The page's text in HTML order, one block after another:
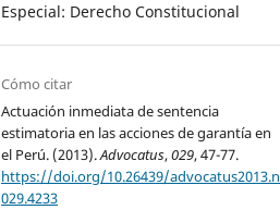
Especial: Derecho Constitucional
Cómo citar
Actuación inmediata de sentencia
estimatoria en las acciones de garantía en
el Perú. (2013).Advocatus,029, 47-77.
https://doi.org/10.26439/advocatus2013.n
029.4233